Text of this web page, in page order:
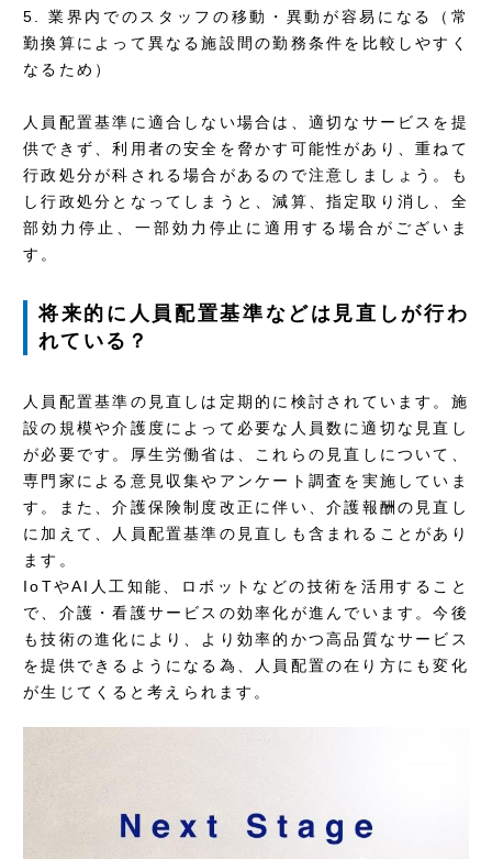
5. 業界内でのスタッフの移動・異動が容易になる（常
勤換算によって異なる施設間の勤務条件を比較しやすく
なるため）
人員配置基準に適合しない場合は、適切なサービスを提
供できず、利用者の安全を脅かす可能性があり、重ねて
行政処分が科される場合があるので注意しましょう。も
し行政処分となってしまうと、減算、指定取り消し、全
部効力停止、一部効力停止に適用する場合がございま
す。
将来的に人員配置基準などは見直しが行わ
れている？
人員配置基準の見直しは定期的に検討されています。施
設の規模や介護度によって必要な人員数に適切な見直し
が必要です。厚生労働省は、これらの見直しについて、
専門家による意見収集やアンケート調査を実施していま
す。また、介護保険制度改正に伴い、介護報酬の見直し
に加えて、人員配置基準の見直しも含まれることがあり
ます。
IoTやAI人工知能、ロボットなどの技術を活用すること
で、介護・看護サービスの効率化が進んでいます。今後
も技術の進化により、より効率的かつ高品質なサービス
を提供できるようになる為、人員配置の在り方にも変化
が生じてくると考えられます。